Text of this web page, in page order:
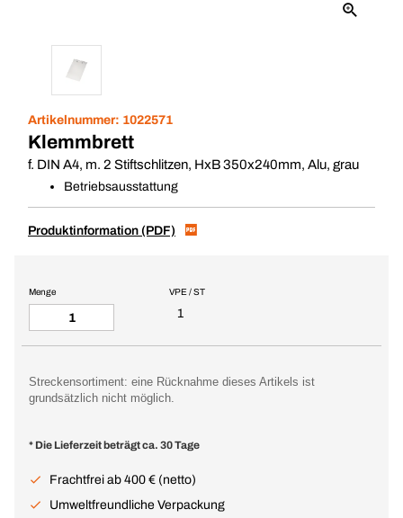
Artikelnummer: 1022571
Klemmbrett
f. DIN A4, m. 2 Stiftschlitzen, HxB 350x240mm, Alu, grau
Betriebsausstattung
Produktinformation (PDF)
VPE / ST
1
Menge
Streckensortiment: eine Rücknahme dieses Artikels ist
grundsätzlich nicht möglich.
* Die Lieferzeit beträgt ca. 30 Tage
Frachtfrei ab 400 € (netto)
Umweltfreundliche Verpackung